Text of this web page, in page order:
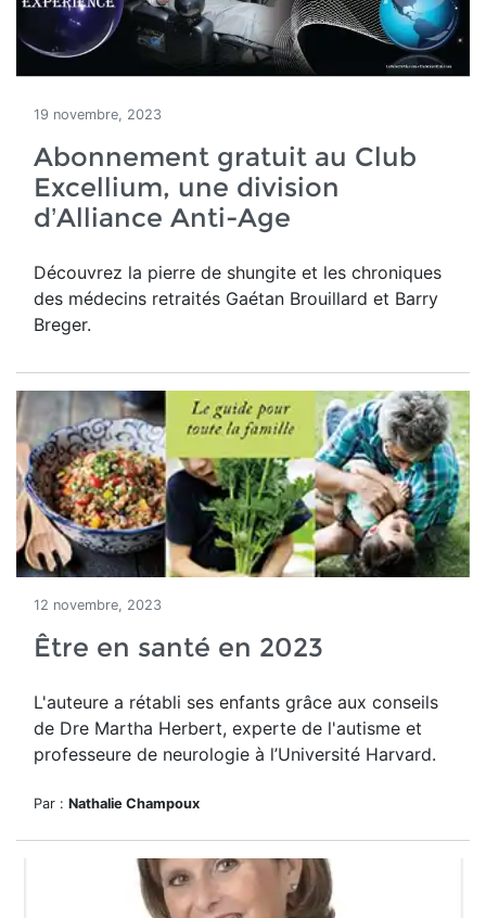
19 novembre, 2023
Abonnement gratuit au Club
Excellium, une division
d’Alliance Anti-Age
Découvrez la pierre de shungite et les chroniques
des médecins retraités Gaétan Brouillard et Barry
Breger.
12 novembre, 2023
Être en santé en 2023
L'auteure a rétabli ses enfants grâce aux conseils
de Dre Martha Herbert, experte de l'autisme et
professeure de neurologie à l’Université Harvard.
Par : Nathalie Champoux